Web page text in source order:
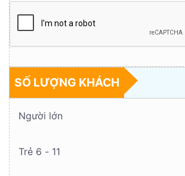
SỐ LƯỢNG KHÁCH
Người lớn
Trẻ 6 - 11